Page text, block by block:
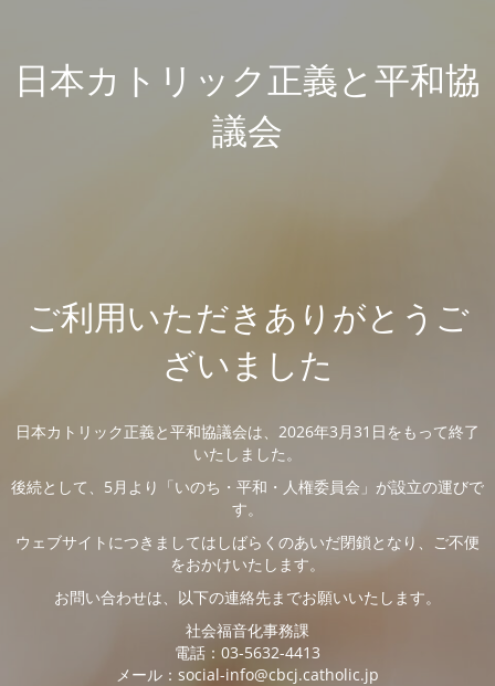
日本カトリック正義と平和協
議会
ご利用いただきありがとうご
ざいました
日本カトリック正義と平和協議会は、2026年3月31日をもって終了
いたしました。
後続として、5月より「いのち・平和・人権委員会」が設立の運びで
す。
ウェブサイトにつきましてはしばらくのあいだ閉鎖となり、ご不便
をおかけいたします。
お問い合わせは、以下の連絡先までお願いいたします。
社会福音化事務課
電話：03-5632-4413
メール：social-info@cbcj.catholic.jp